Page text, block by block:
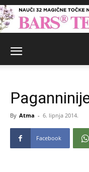
By Atma - 6. lipnja 2014.
Facebook